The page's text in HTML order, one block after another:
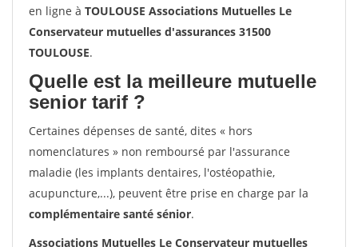
en ligne à TOULOUSE Associations Mutuelles Le
Conservateur mutuelles d'assurances 31500
TOULOUSE.
Quelle est la meilleure mutuelle
senior tarif ?
Certaines dépenses de santé, dites « hors
nomenclatures » non remboursé par l'assurance
maladie (les implants dentaires, l'ostéopathie,
acupuncture,...), peuvent être prise en charge par la
complémentaire santé sénior.
Associations Mutuelles Le Conservateur mutuelles